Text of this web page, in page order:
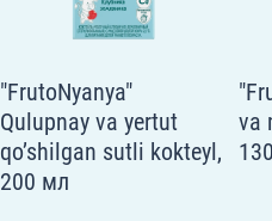
"FrutoNyanya"
Qulupnay va yertut
qo’shilgan sutli kokteyl,
200 мл
va